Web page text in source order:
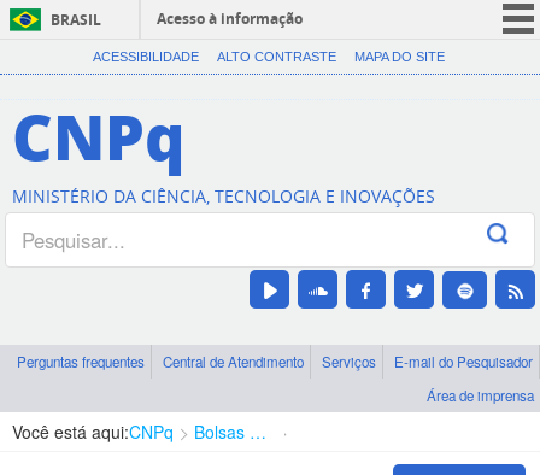
BRASIL
Acesso à informação
CORONAVÍRUS (COVID-19)
Canais
ACESSIBILIDADE ALTO CONTRASTE MAPA DO SITE
CNPq
MINISTÉRIO DA CIÊNCIA, TECNOLOGIA E INOVAÇÕES
Perguntas frequentes Central de Atendimento Serviços
E-mail do Pesquisador
Área de imprensa
Você está aqui:CNPq Bolsas e Auxílios Vigentes